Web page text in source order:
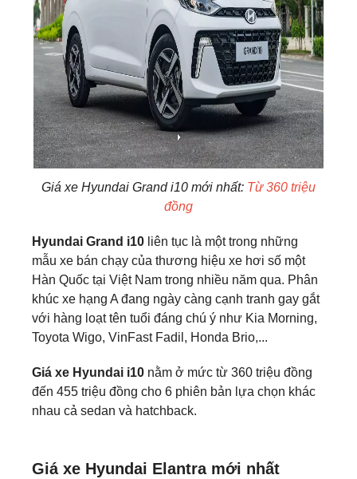
Giá xe Hyundai Grand i10 mới nhất: Từ 360 triệu
đồng
Hyundai Grand i10 liên tục là một trong những
mẫu xe bán chạy của thương hiệu xe hơi số một
Hàn Quốc tại Việt Nam trong nhiều năm qua. Phân
khúc xe hạng A đang ngày càng cạnh tranh gay gắt
với hàng loạt tên tuổi đáng chú ý như Kia Morning,
Toyota Wigo, VinFast Fadil, Honda Brio,...
Giá xe Hyundai i10 nằm ở mức từ 360 triệu đồng
đến 455 triệu đồng cho 6 phiên bản lựa chọn khác
nhau cả sedan và hatchback.
Giá xe Hyundai Elantra mới nhất